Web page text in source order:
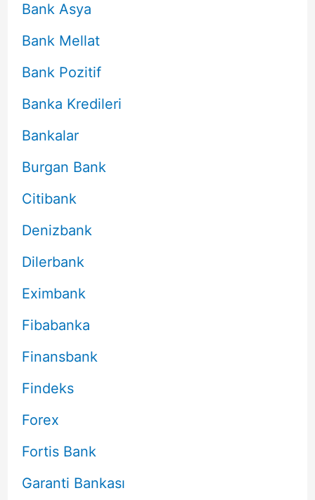
Bank Asya
Bank Mellat
Bank Pozitif
Banka Kredileri
Bankalar
Burgan Bank
Citibank
Denizbank
Dilerbank
Eximbank
Fibabanka
Finansbank
Findeks
Forex
Fortis Bank
Garanti Bankası